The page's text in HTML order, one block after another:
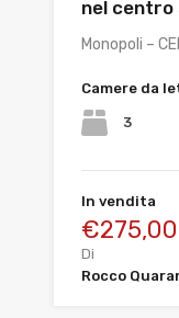
nel centro
Monopoli –
Camere da
3
In vendita
Di
Rocco